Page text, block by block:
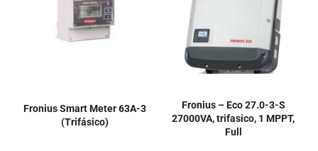
Fronius Smart Meter 63A-3
(Trifásico)
Fronius – Eco 27.0-3-S
27000VA, trifasico, 1 MPPT,
Full